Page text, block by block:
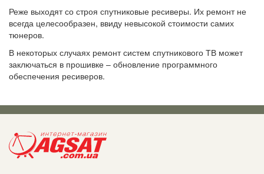
Реже выходят со строя спутниковые ресиверы. Их ремонт не
всегда целесообразен, ввиду невысокой стоимости самих
тюнеров.
В некоторых случаях ремонт систем спутникового ТВ может
заключаться в прошивке – обновление программного
обеспечения ресиверов.